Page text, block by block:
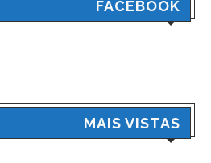
FACEBOOK
MAIS VISTAS